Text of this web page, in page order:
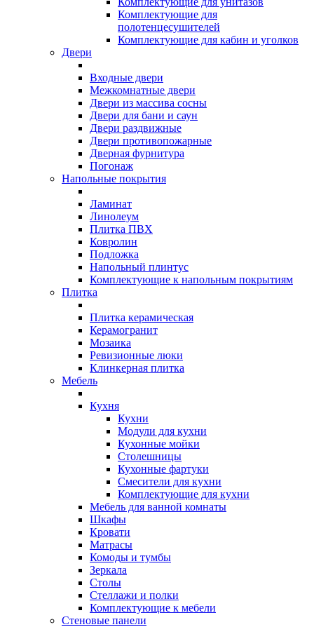
Комплектующие для
полотенцесушителей
Комплектующие для кабин и уголков
Двери
Входные двери
Межкомнатные двери
Двери из массива сосны
Двери для бани и саун
Двери раздвижные
Двери противопожарные
Дверная фурнитура
Погонаж
Напольные покрытия
Ламинат
Линолеум
Плитка ПВХ
Ковролин
Подложка
Напольный плинтус
Комплектующие к напольным покрытиям
Плитка
Плитка керамическая
Керамогранит
Мозаика
Ревизионные люки
Клинкерная плитка
Мебель
Кухня
Кухни
Модули для кухни
Кухонные мойки
Столешницы
Кухонные фартуки
Смесители для кухни
Комплектующие для кухни
Мебель для ванной комнаты
Шкафы
Кровати
Матрасы
Комоды и тумбы
Зеркала
Столы
Стеллажи и полки
Комплектующие к мебели
Стеновые панели